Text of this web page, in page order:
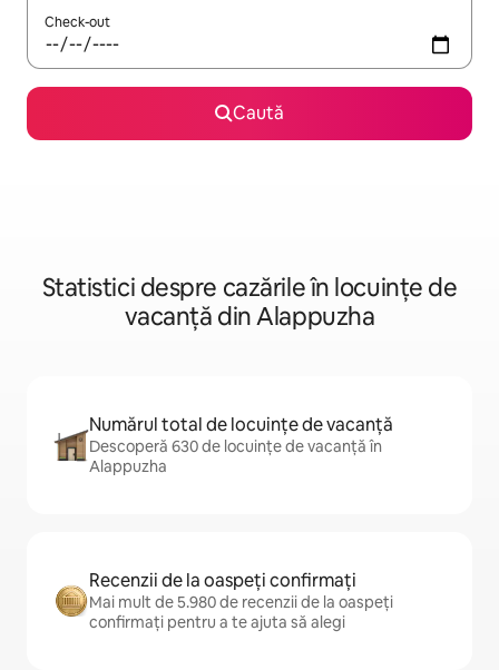
Check-out
Caută
Statistici despre cazările în locuințe de
vacanță din Alappuzha
Numărul total de locuințe de vacanță
Descoperă 630 de locuințe de vacanță în
Alappuzha
Recenzii de la oaspeți confirmați
Mai mult de 5.980 de recenzii de la oaspeți
confirmați pentru a te ajuta să alegi